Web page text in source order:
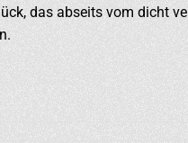
das abseits vom dicht